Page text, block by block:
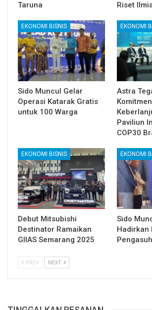
Taruna
Riset
EKONOMI BISNIS
Sido Muncul Gelar
Operasi Katarak Gratis
untuk 100 Warga
EKONOMI
Astra
Komitmen
Paviliun
COP30
EKONOMI BISNIS
Debut Mitsubishi
Destinator Ramaikan
GIIAS Semarang 2025
EKONOMI
Sido
Hadirkan
PREV NEXT